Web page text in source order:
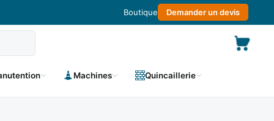
Boutique Demander un devis
Machines Quincaillerie